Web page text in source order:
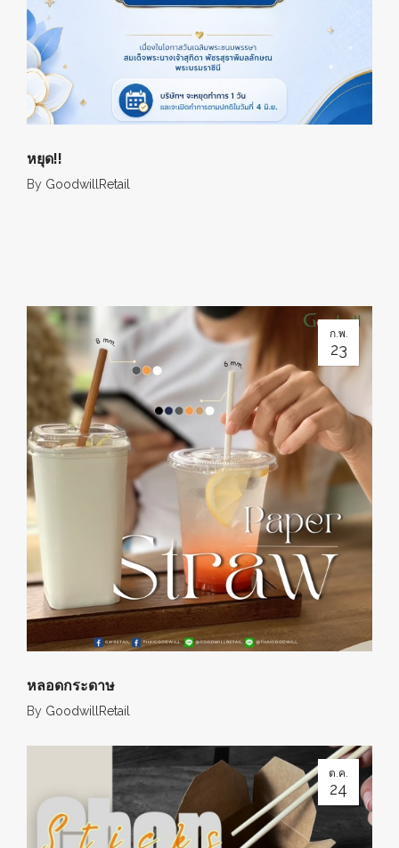
หยุด!!
By GoodwillRetail
ก.พ.
23
หลอดกระดาษ
By GoodwillRetail
ต.ค.
24